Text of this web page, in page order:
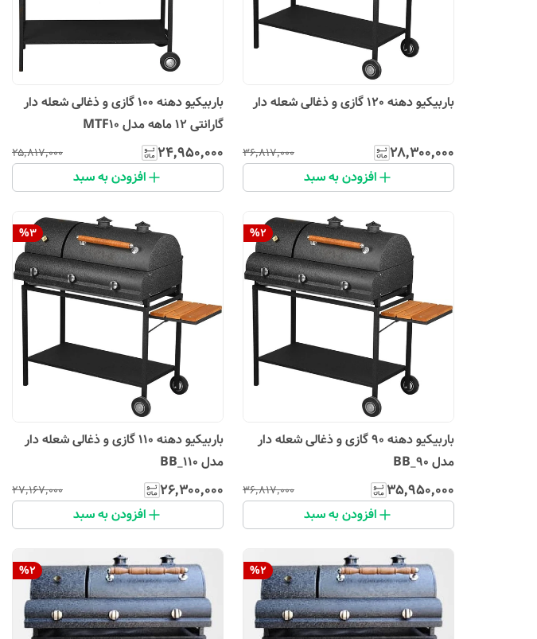
باربیکیو دهنه 120 گازی و ذغالی شعله دار
۲۸٬۳۰۰٬۰۰۰ ۳۶٬۸۱۷٬۰۰۰
افزودن به سبد
باربیکیو دهنه 100 گازی و ذغالی شعله دار
گارانتی 12 ماهه مدل MTF10
۲۴٬۹۵۰٬۰۰۰ ۲۵٬۸۱۷٬۰۰۰
افزودن به سبد
%2
باربیکیو دهنه 90 گازی و ذغالی شعله دار
مدل BB_90
۳۵٬۹۵۰٬۰۰۰ ۳۶٬۸۱۷٬۰۰۰
افزودن به سبد
%3
باربیکیو دهنه 110 گازی و ذغالی شعله دار
مدل BB_110
۲۶٬۳۰۰٬۰۰۰ ۲۷٬۱۶۷٬۰۰۰
افزودن به سبد
%2
%2